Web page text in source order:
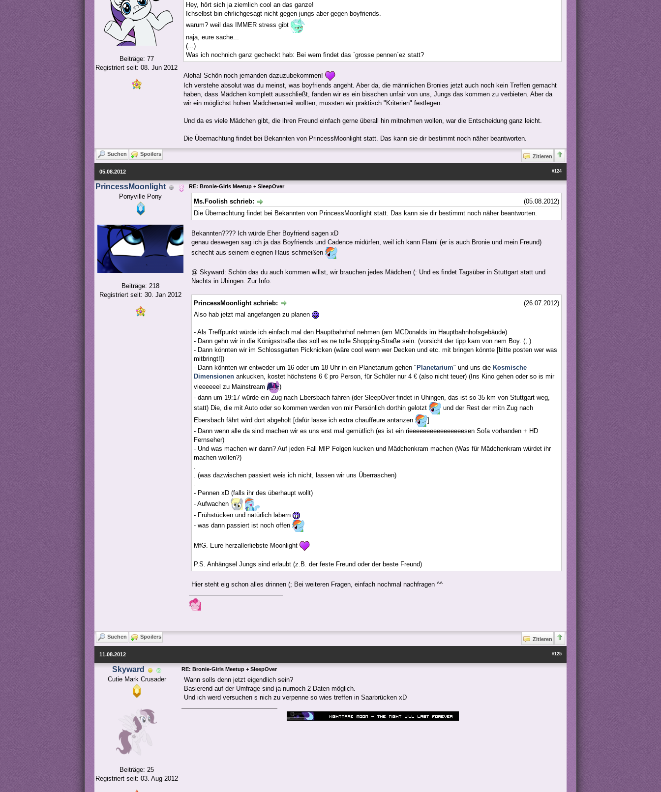
Beiträge: 77
Registriert seit: 08. Jun 2012
Hey, hört sich ja ziemlich cool an das ganze!
Ichselbst bin ehrlichgesagt nicht gegen jungs aber gegen boyfriends.
warum? weil das IMMER stress gibt
naja, eure sache...
(...)
Was ich nochnich ganz gecheckt hab: Bei wem findet das ´grosse pennen´ez statt?
Aloha! Schön noch jemanden dazuzubekommen!
Ich verstehe absolut was du meinst, was boyfriends angeht. Aber da, die männlichen Bronies jetzt auch noch kein Treffen gemacht
haben, dass Mädchen komplett ausschließt, fanden wir es ein bisschen unfair von uns, Jungs das kommen zu verbieten. Aber da
wir ein möglichst hohen Mädchenanteil wollten, mussten wir praktisch "Kriterien" festlegen.
Und da es viele Mädchen gibt, die ihren Freund einfach gerne überall hin mitnehmen wollen, war die Entscheidung ganz leicht.
Die Übernachtung findet bei Bekannten von PrincessMoonlight statt. Das kann sie dir bestimmt noch näher beantworten.
Suchen Spoilers Zitieren
#124
05.08.2012
PrincessMoonlight
Ponyville Pony
Beiträge: 218
Registriert seit: 30. Jan 2012
RE: Bronie-Girls Meetup + SleepOver
(05.08.2012)
Ms.Foolish schrieb:
Die Übernachtung findet bei Bekannten von PrincessMoonlight statt. Das kann sie dir bestimmt noch näher beantworten.
Bekannten???? Ich würde Eher Boyfriend sagen xD
genau deswegen sag ich ja das Boyfriends und Cadence midürfen, weil ich kann Flami (er is auch Bronie und mein Freund)
schecht aus seinem eiegnen Haus schmeißen
@ Skyward: Schön das du auch kommen willst, wir brauchen jedes Mädchen (: Und es findet Tagsüber in Stuttgart statt und
Nachts in Uhingen. Zur Info:
(26.07.2012)
PrincessMoonlight schrieb:
Also hab jetzt mal angefangen zu planen
- Als Treffpunkt würde ich einfach mal den Hauptbahnhof nehmen (am MCDonalds im Hauptbahnhofsgebäude)
- Dann gehn wir in die Königsstraße das soll es ne tolle Shopping-Straße sein. (vorsicht der tipp kam von nem Boy. (; )
- Dann könnten wir im Schlossgarten Picknicken (wäre cool wenn wer Decken und etc. mit bringen könnte [bitte posten wer was
mitbringt!])
- Dann könnten wir entweder um 16 oder um 18 Uhr in ein Planetarium gehen " Planetarium" und uns die Kosmische
Dimensionen ankucken, kostet höchstens 6 € pro Person, für Schüler nur 4 € (also nicht teuer) (Ins Kino gehen oder so is mir
vieeeeeel zu Mainstream
)
- dann um 19:17 würde ein Zug nach Ebersbach fahren (der SleepOver findet in Uhingen, das ist so 35 km von Stuttgart weg,
statt) Die, die mit Auto oder so kommen werden von mir Persönlich dorthin gelotzt
und der Rest der mitn Zug nach
Ebersbach fährt wird dort abgeholt [dafür lasse ich extra chauffeure antanzen
]
- Dann wenn alle da sind machen wir es uns erst mal gemütlich (es ist ein rieeeeeeeeeeeeeeeesen Sofa vorhanden + HD
Fernseher)
- Und was machen wir dann? Auf jeden Fall MlP Folgen kucken und Mädchenkram machen (Was für Mädchenkram würdet ihr
machen wollen?)
.
. (was dazwischen passiert weis ich nicht, lassen wir uns Überraschen)
.
- Pennen xD (falls ihr des überhaupt wollt)
- Aufwachen
- Frühstücken und natürlich labern
- was dann passiert ist noch offen
MfG. Eure herzallerliebste Moonlight
P.S. Anhängsel Jungs sind erlaubt (z.B. der feste Freund oder der beste Freund)
Hier steht eig schon alles drinnen (; Bei weiteren Fragen, einfach nochmal nachfragen ^^
Suchen Spoilers Zitieren
#125
11.08.2012
Skyward
Cutie Mark Crusader
Beiträge: 25
Registriert seit: 03. Aug 2012
RE: Bronie-Girls Meetup + SleepOver
Wann solls denn jetzt eigendlich sein?
Basierend auf der Umfrage sind ja nurnoch 2 Daten möglich.
Und ich werd versuchen s nich zu verpenne so wies treffen in Saarbrücken xD